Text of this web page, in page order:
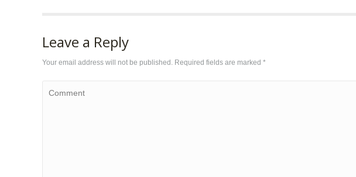
Leave a Reply
Your email address will not be published. Required fields are marked *